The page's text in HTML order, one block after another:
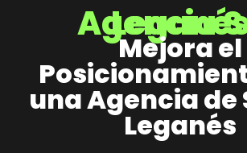
Agencia Seo
Mejora el
una Agencia de
Leganés